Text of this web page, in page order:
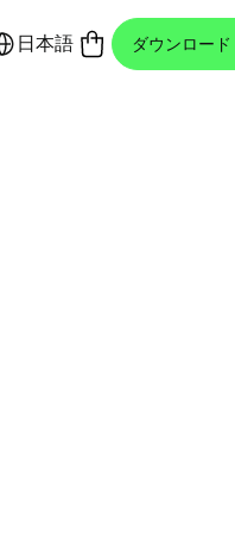
日本語 ダウンロード